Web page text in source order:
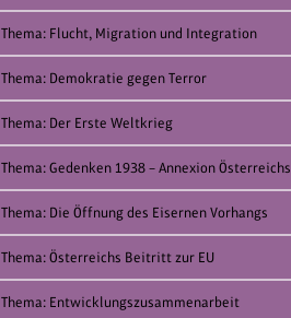
Thema: Flucht, Migration und Integration
Thema: Demokratie gegen Terror
Thema: Der Erste Weltkrieg
Thema: Gedenken 1938 – Annexion Österreichs
Thema: Die Öffnung des Eisernen Vorhangs
Thema: Österreichs Beitritt zur EU
Thema: Entwicklungszusammenarbeit